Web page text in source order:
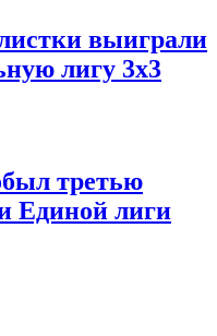
выиграли
лигу 3х3
третью
Единой лиги